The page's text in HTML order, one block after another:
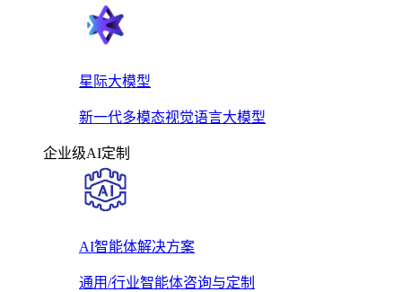
星际大模型
新一代多模态视觉语言大模型
企业级AI定制
AI智能体解决方案
通用/行业智能体咨询与定制